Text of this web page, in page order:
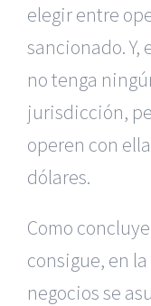
elegir entre
sancionado. Y,
no tenga
jurisdicción,
operen con
dólares.
Como
consigue, en
negocios se